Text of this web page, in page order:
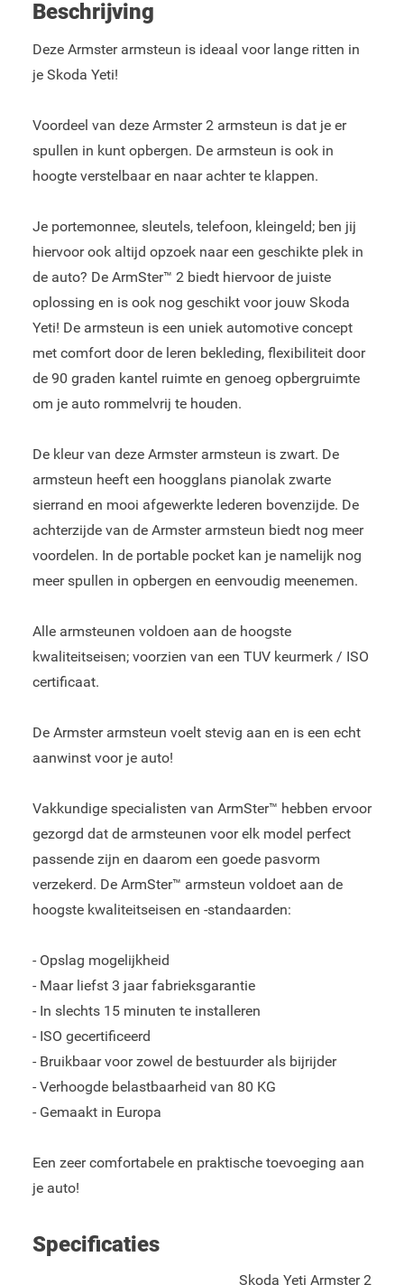
Beschrijving
Deze Armster armsteun is ideaal voor lange ritten in
je Skoda Yeti!
Voordeel van deze Armster 2 armsteun is dat je er
spullen in kunt opbergen. De armsteun is ook in
hoogte verstelbaar en naar achter te klappen.
Je portemonnee, sleutels, telefoon, kleingeld; ben jij
hiervoor ook altijd opzoek naar een geschikte plek in
de auto? De ArmSter™ 2 biedt hiervoor de juiste
oplossing en is ook nog geschikt voor jouw Skoda
Yeti! De armsteun is een uniek automotive concept
met comfort door de leren bekleding, flexibiliteit door
de 90 graden kantel ruimte en genoeg opbergruimte
om je auto rommelvrij te houden.
De kleur van deze Armster armsteun is zwart. De
armsteun heeft een hoogglans pianolak zwarte
sierrand en mooi afgewerkte lederen bovenzijde. De
achterzijde van de Armster armsteun biedt nog meer
voordelen. In de portable pocket kan je namelijk nog
meer spullen in opbergen en eenvoudig meenemen.
Alle armsteunen voldoen aan de hoogste
kwaliteitseisen; voorzien van een TUV keurmerk / ISO
certificaat.
De Armster armsteun voelt stevig aan en is een echt
aanwinst voor je auto!
Vakkundige specialisten van ArmSter™ hebben ervoor
gezorgd dat de armsteunen voor elk model perfect
passende zijn en daarom een goede pasvorm
verzekerd. De ArmSter™ armsteun voldoet aan de
hoogste kwaliteitseisen en -standaarden:
- Opslag mogelijkheid
- Maar liefst 3 jaar fabrieksgarantie
- In slechts 15 minuten te installeren
- ISO gecertificeerd
- Bruikbaar voor zowel de bestuurder als bijrijder
- Verhoogde belastbaarheid van 80 KG
- Gemaakt in Europa
Een zeer comfortabele en praktische toevoeging aan
je auto!
Specificaties
Skoda Yeti Armster 2